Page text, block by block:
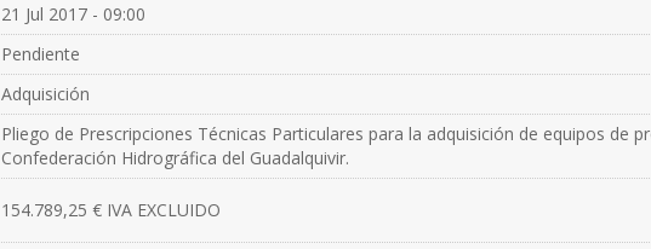
21 Jul 2017 - 09:00
Pendiente
Adquisición
Pliego de Prescripciones Técnicas Particulares para la adquisición de equipos de
Confederación Hidrográfica del Guadalquivir.
154.789,25 € IVA EXCLUIDO